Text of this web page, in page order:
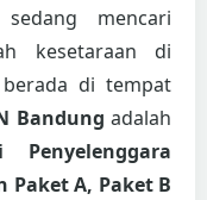
mencari
kesetaraan di
di tempat
Bandung adalah
Penyelenggara
Paket A, Paket B